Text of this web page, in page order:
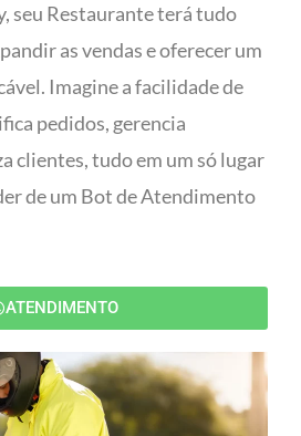
seu Restaurante terá tudo
as vendas e oferecer um
Imagine a facilidade de
pedidos, gerencia
clientes, tudo em um só lugar
de um Bot de Atendimento
ATENDIMENTO